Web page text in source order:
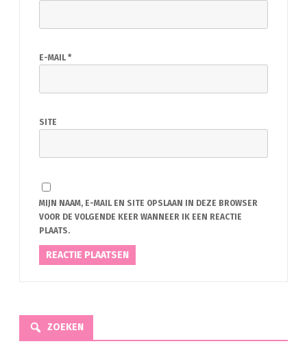
E-MAIL *
SITE
MIJN NAAM, E-MAIL EN SITE OPSLAAN IN DEZE BROWSER
VOOR DE VOLGENDE KEER WANNEER IK EEN REACTIE
PLAATS.
ZOEKEN